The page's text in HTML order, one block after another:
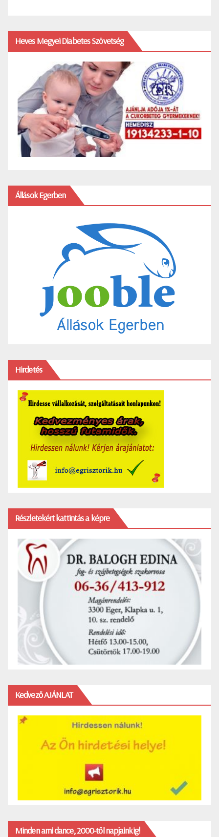
Heves Megyei Diabetes Szövetség
Állások Egerben
Hirdetés
Részletekért kattintás a képre
Kedvező AJÁNLAT
Minden ami dance, 2000-től napjainkig!